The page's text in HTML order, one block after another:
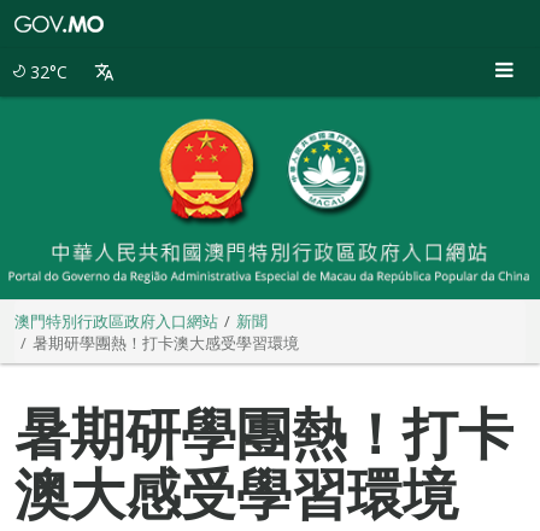
32°C
澳門特別行政區政府入口網站
新聞
暑期研學團熱！打卡澳大感受學習環境
暑期研學團熱！打卡
澳大感受學習環境